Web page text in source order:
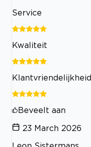
Service
Kwaliteit
Klantvriendelijkheid
Beveelt aan
23 March 2026